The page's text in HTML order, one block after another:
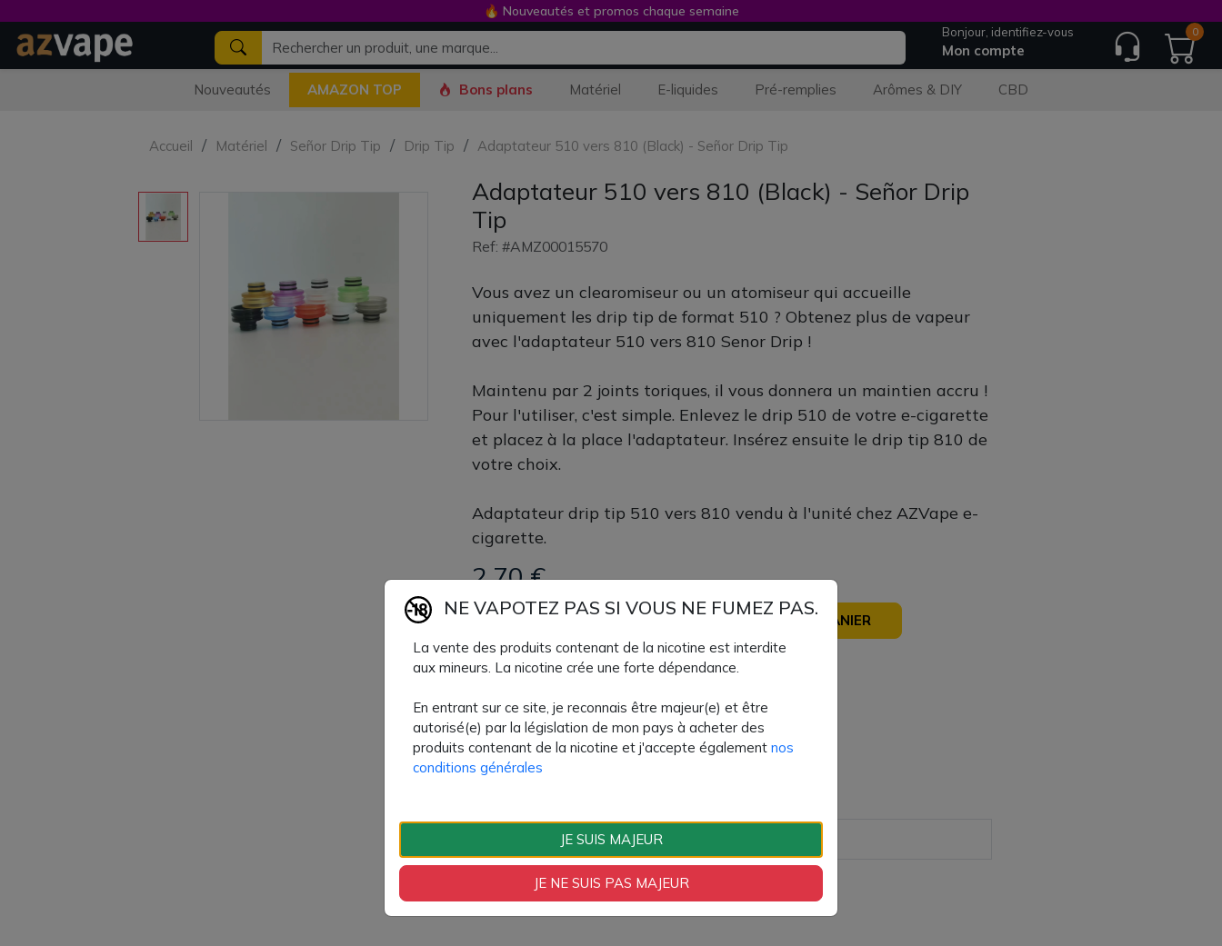
Bonjour, identifiez-vous
Mon compte
0
Nouveautés AMAZON TOP Bons plans Matériel E-liquides Pré-remplies Arômes & DIY CBD
Accueil Matériel Señor Drip Tip Drip Tip Adaptateur 510 vers 810 (Black) - Señor Drip Tip
Adaptateur 510 vers 810 (Black) - Señor Drip
Tip
Ref: #AMZ00015570
Vous avez un clearomiseur ou un atomiseur qui accueille
uniquement les drip tip de format 510 ? Obtenez plus de vapeur
avec l'adaptateur 510 vers 810 Senor Drip !
Maintenu par 2 joints toriques, il vous donnera un maintien accru !
Pour l'utiliser, c'est simple. Enlevez le drip 510 de votre e-cigarette
et placez à la place l'adaptateur. Insérez ensuite le drip tip 810 de
votre choix.
Adaptateur drip tip 510 vers 810 vendu à l'unité chez AZVape e-
cigarette.
2,70 €
Quantité AJOUTER À MON PANIER
Paiement 100% sécurisé
Livraison rapide
Type de Produit Adaptateur
🔥 Nouveautés et promos chaque semaine
NE VAPOTEZ PAS SI VOUS NE FUMEZ PAS.
La vente des produits contenant de la nicotine est interdite
aux mineurs. La nicotine crée une forte dépendance.
En entrant sur ce site, je reconnais être majeur(e) et être
autorisé(e) par la législation de mon pays à acheter des
produits contenant de la nicotine et j'accepte également nos
conditions générales
JE SUIS MAJEUR
JE NE SUIS PAS MAJEUR